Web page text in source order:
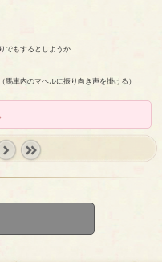
でもするとしようか
車内のマヘルに振り向き声を掛ける）